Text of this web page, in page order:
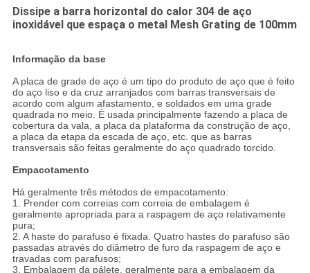
Dissipe a barra horizontal do calor 304 de aço
inoxidável que espaça o metal Mesh Grating de 100mm
Informação da base
A placa de grade de aço é um tipo do produto de aço que é feito
do aço liso e da cruz arranjados com barras transversais de
acordo com algum afastamento, e soldados em uma grade
quadrada no meio. É usada principalmente fazendo a placa de
cobertura da vala, a placa da plataforma da construção de aço,
a placa da etapa da escada de aço, etc. que as barras
transversais são feitas geralmente do aço quadrado torcido.
Empacotamento
Há geralmente três métodos de empacotamento:
1. Prender com correias com correia de embalagem é
geralmente apropriada para a raspagem de aço relativamente
pura;
2. A haste do parafuso é fixada. Quatro hastes do parafuso são
passadas através do diâmetro de furo da raspagem de aço e
travadas com parafusos;
3. Embalagem da pálete, geralmente para a embalagem da